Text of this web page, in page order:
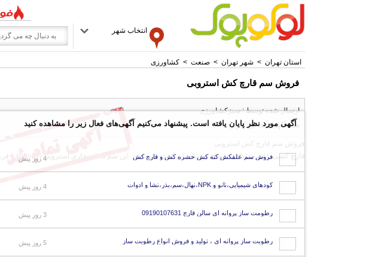
انتخاب شهر
استان تهران > شهر تهران > صنعت > کشاورزی
فروش سم قارچ کش استروبی
ارسال شده توسط : سبزکشاورزی
همه آگهی های این کاربر
فروش سم قارچ کش استروبی
قارچ کشی با اثر حفاظتی، معالج و ریشه کن کننده می باشد. این سم با نام تجاری استروبی (Stroby) و فرمولاسیون (WG 50%) تولید می شود
آگهی مورد نظر پایان یافته است. پیشنهاد می‌کنیم آگهی‌های فعال زیر را مشاهده کنید
فروش سم علفکش کنه کش حشره کش و قارچ کش 4 روز پیش
کودهای شیمیایی،نانو و NPK،نهال،سم،بذر،نشا و ادوات 4 روز پیش
رطومت ساز پروانه ای سالن قارچ 09190107631 3 روز پیش
رطوبت ساز پروانه ای ، تولید و فروش انواع رطوبت ساز 5 روز پیش